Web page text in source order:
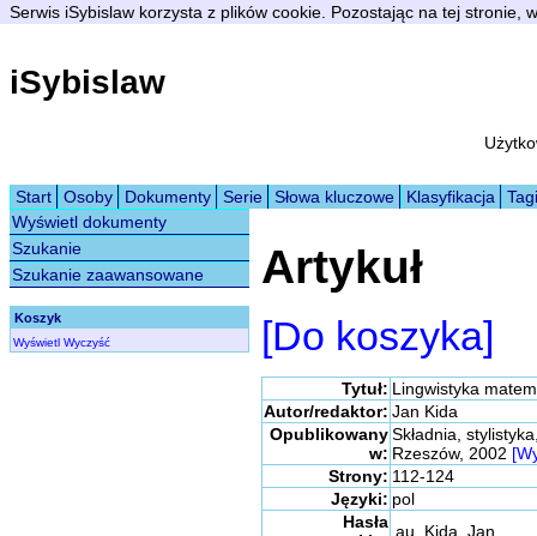
Serwis iSybislaw korzysta z plików cookie. Pozostając na tej stronie,
iSybislaw
Start Osoby Dokumenty Serie Słowa kluczowe Klasyfikacja
Tagi
Wyświetl dokumenty
Szukanie
Szukanie zaawansowane
Koszyk
Wyświetl Wyczyść
Artykuł
[Do koszyka]
Tytuł: Lingwistyka
Autor/redaktor: Jan Kida
Opublikowany
w:
Składnia,
Rzeszów, 2002
Strony: 112-124
Języki: pol
Hasła au. Kida, Jan